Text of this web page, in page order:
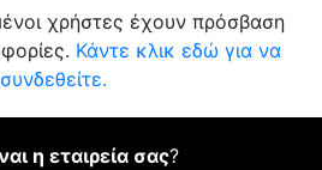
χρήστες έχουν πρόσβαση
Κάντε κλικ εδώ για να
συνδεθείτε.
η εταιρεία σας?